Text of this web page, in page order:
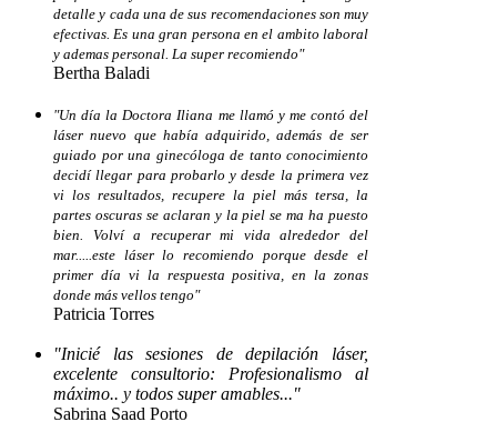
detalle y cada una de sus recomendaciones son muy
efectivas. Es una gran persona en el ambito laboral
y ademas personal. La super recomiendo"
Bertha Baladi
"Un día la Doctora Iliana me llamó y me contó del
láser nuevo que había adquirido, además de ser
guiado por una ginecóloga de tanto conocimiento
decidí llegar para probarlo y desde la primera vez
vi los resultados, recupere la piel más tersa, la
partes oscuras se aclaran y la piel se ma ha puesto
bien. Volví a recuperar mi vida alrededor del
mar.....este láser lo recomiendo porque desde el
primer día vi la respuesta positiva, en la zonas
donde más vellos tengo"
Patricia Torres
"Inicié las sesiones de depilación láser,
excelente consultorio: Profesionalismo al
máximo.. y todos super amables..."
Sabrina Saad Porto